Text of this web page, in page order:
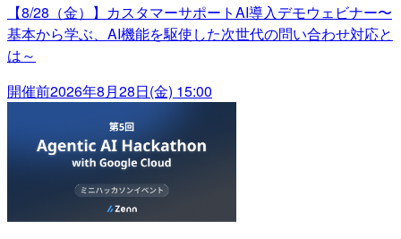
【8/28（金）】カスタマーサポートAI導入デモウェビナー〜
基本から学ぶ、AI機能を駆使した次世代の問い合わせ対応と
は～
開催前2026年8月28日(金) 15:00